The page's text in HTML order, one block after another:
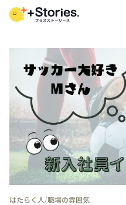
はたらく人/職場の雰囲気